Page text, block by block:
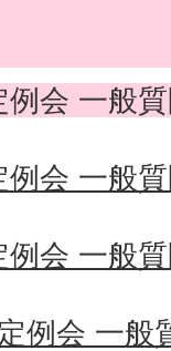
会 一般
会 一般
会 一般
例会 一般